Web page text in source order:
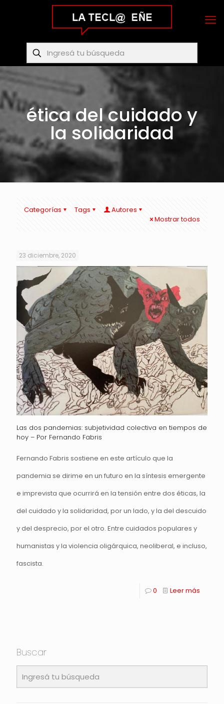
ética del cuidado y
la solidaridad
Categorías Tags
Autores
Mostrar todos
23 diciembre, 2020
Las dos pandemias: subjetividad colectiva en tiempos de
hoy – Por Fernando Fabris
Fernando Fabris sostiene en este artículo que la
pandemia se dirime en un futuro en la síntesis emergente
e imprevista que ocurrirá en la tensión entre dos éticas, la
del cuidado y la solidaridad, por un lado, y la del descuido
y del desprecio, por el otro. Entre cuidados populares y
humanistas y la violencia oligárquica, neoliberal, e incluso,
fascista.
0 Leer más
Buscar